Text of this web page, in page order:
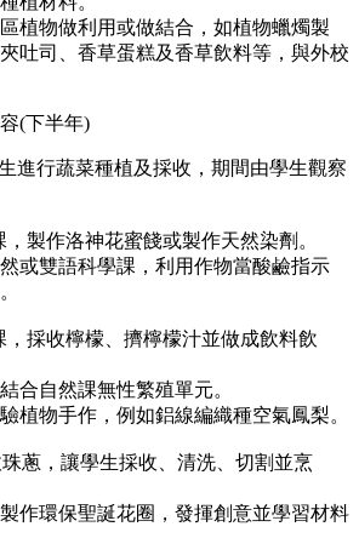
植物做利用或做結合，如植物蠟燭製
吐司、香草蛋糕及香草飲料等，與外校
(下半年)
進行蔬菜種植及採收，期間由學生觀察
製作洛神花蜜餞或製作天然染劑。
或雙語科學課，利用作物當酸鹼指示
，採收檸檬、擠檸檬汁並做成飲料飲
合自然課無性繁殖單元。
植物手作，例如鋁線編織種空氣鳳梨。
蔥，讓學生採收、清洗、切割並烹
作環保聖誕花圈，發揮創意並學習材料